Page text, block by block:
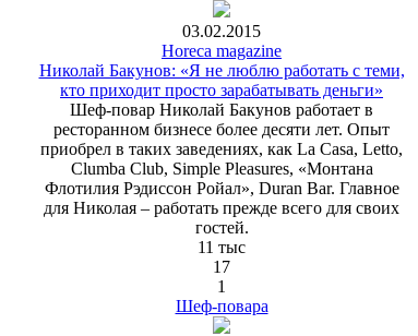
03.02.2015
Horeca magazine
Николай Бакунов: «Я не люблю работать с теми,
кто приходит просто зарабатывать деньги»
Шеф-повар Николай Бакунов работает в
ресторанном бизнесе более десяти лет. Опыт
приобрел в таких заведениях, как La Сasa, Letto,
Clumba Club, Simple Pleasures, «Монтана
Флотилия Рэдиссон Ройал», Duran Bar. Главное
для Николая – работать прежде всего для своих
гостей.
11 тыс
17
1
Шеф-повара